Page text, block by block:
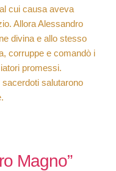
cui causa aveva
Allora Alessandro
divina e allo stesso
corruppe e comandò i
promessi.
salutarono
Magno”